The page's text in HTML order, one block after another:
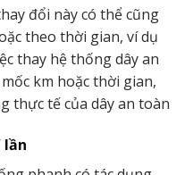
đổi này có thể cũng
theo thời gian, ví dụ
thay hệ thống dây an
km hoặc thời gian,
thực tế của dây an toàn
lần